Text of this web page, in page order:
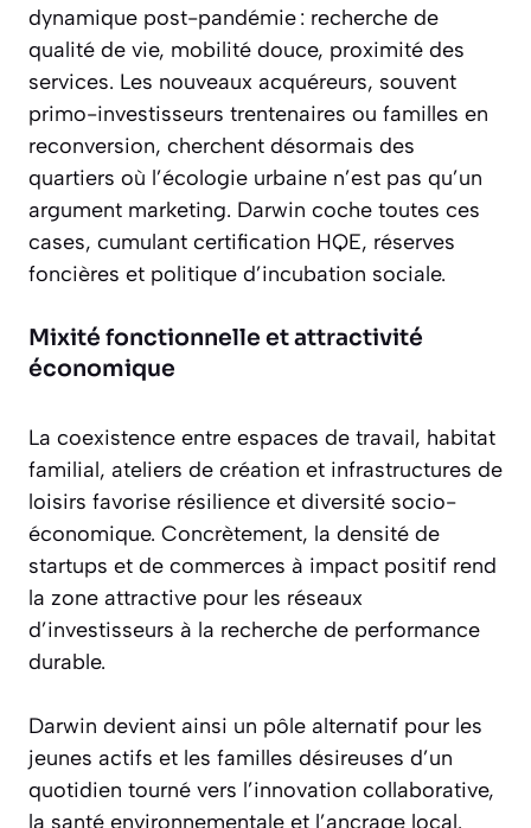
dynamique post-pandémie : recherche de
qualité de vie, mobilité douce, proximité des
services. Les nouveaux acquéreurs, souvent
primo-investisseurs trentenaires ou familles en
reconversion, cherchent désormais des
quartiers où l’écologie urbaine n’est pas qu’un
argument marketing. Darwin coche toutes ces
cases, cumulant certification HQE, réserves
foncières et politique d’incubation sociale.
Mixité fonctionnelle et attractivité
économique
La coexistence entre espaces de travail, habitat
familial, ateliers de création et infrastructures de
loisirs favorise résilience et diversité socio-
économique. Concrètement, la densité de
startups et de commerces à impact positif rend
la zone attractive pour les réseaux
d’investisseurs à la recherche de performance
durable.
Darwin devient ainsi un pôle alternatif pour les
jeunes actifs et les familles désireuses d’un
quotidien tourné vers l’innovation collaborative,
la santé environnementale et l’ancrage local.